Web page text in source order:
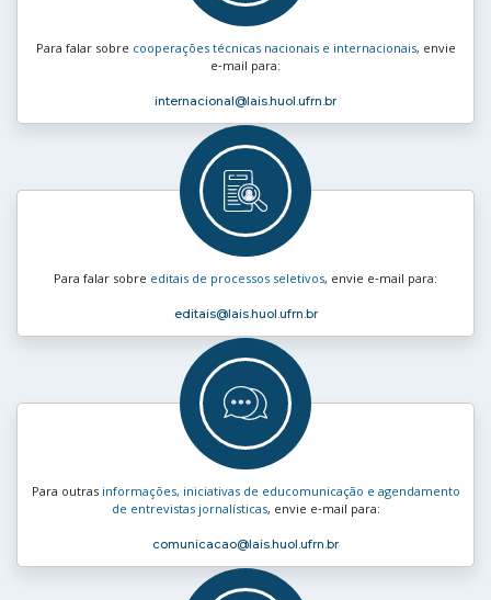
Para falar sobre cooperações técnicas nacionais e internacionais, envie
e‑mail para:
internacional@lais.huol.ufrn.br
Para falar sobre editais de processos seletivos, envie e‑mail para:
editais@lais.huol.ufrn.br
Para outras informações, iniciativas de educomunicação e agendamento
de entrevistas jornalísticas, envie e‑mail para:
comunicacao@lais.huol.ufrn.br